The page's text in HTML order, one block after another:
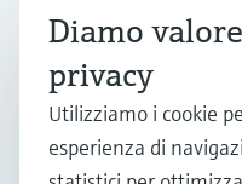
Supporta
La società
Diamo
privacy
Utilizziamo i cookie
esperienza di